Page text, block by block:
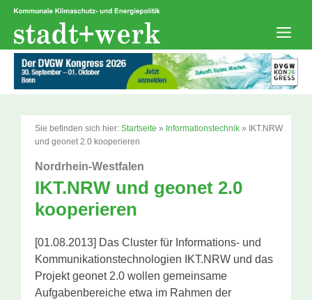
Zum
springen
Sie befinden sich hier: Startseite » Informationstechnik »
IKT.NRW
und geonet 2.0 kooperieren
Nordrhein-Westfalen
IKT.NRW und geonet 2.0
kooperieren
[01.08.2013] Das Cluster für Informations- und
Kommunikationstechnologien IKT.NRW und das
Projekt geonet 2.0 wollen gemeinsame
Aufgabenbereiche etwa im Rahmen der